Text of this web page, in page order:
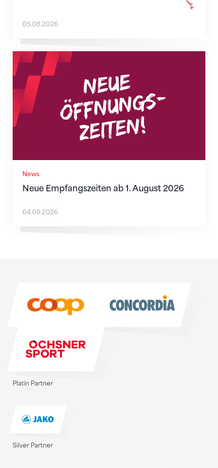
05.08.2026
News
Neue Empfangszeiten ab 1. August 2026
Neue Empfangszeiten ab 1. August 2026
04.08.2026
Platin Partner
Silver Partner